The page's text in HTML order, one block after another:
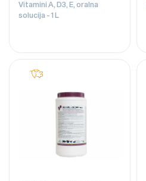
Vitamini A, D3, E, oralna
solucija - 1 L